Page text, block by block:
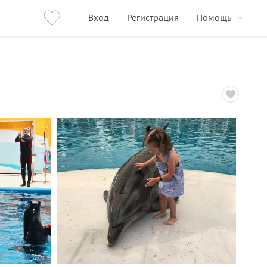
Вход Регистрация Помощь